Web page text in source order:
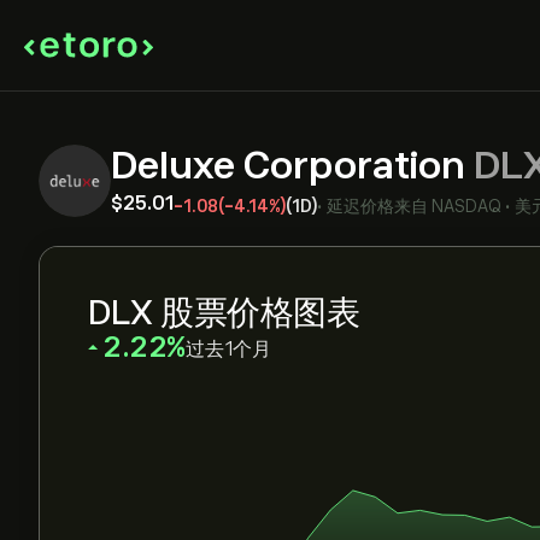
Deluxe Corporation
‎$‎25.01 -1.08(-4.14%)(1D)• 延迟价格来自 NASDAQ • 美
DLX 股票价格图表
‎2.22‎ 过去1个月